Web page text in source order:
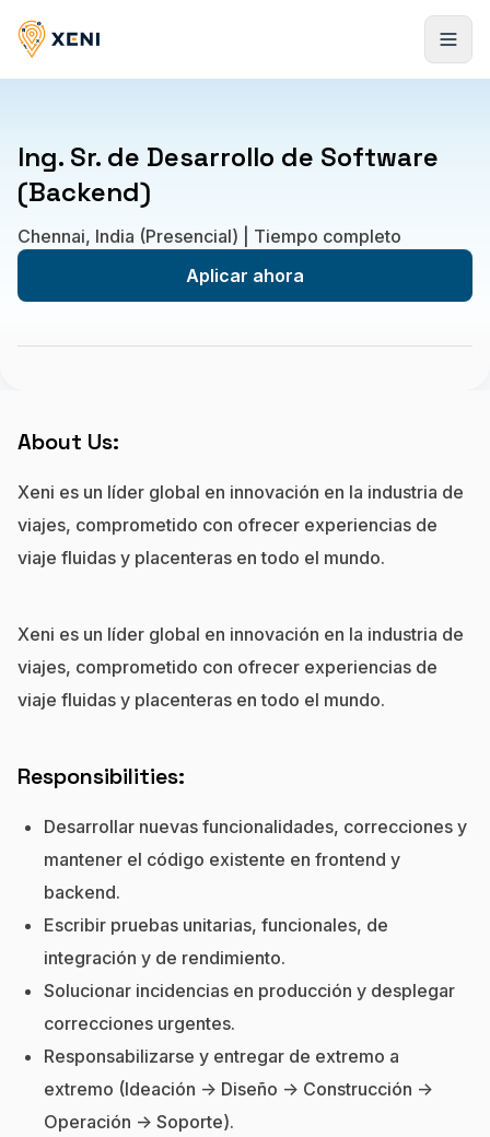
Ing. Sr. de Desarrollo de Software
(Backend)
Chennai, India (Presencial) | Tiempo completo
Aplicar ahora
About Us:
Xeni es un líder global en innovación en la industria de
viajes, comprometido con ofrecer experiencias de
viaje fluidas y placenteras en todo el mundo.
Xeni es un líder global en innovación en la industria de
viajes, comprometido con ofrecer experiencias de
viaje fluidas y placenteras en todo el mundo.
Responsibilities:
Desarrollar nuevas funcionalidades, correcciones y
mantener el código existente en frontend y
backend.
Escribir pruebas unitarias, funcionales, de
integración y de rendimiento.
Solucionar incidencias en producción y desplegar
correcciones urgentes.
Responsabilizarse y entregar de extremo a
extremo (Ideación -> Diseño -> Construcción ->
Operación -> Soporte).